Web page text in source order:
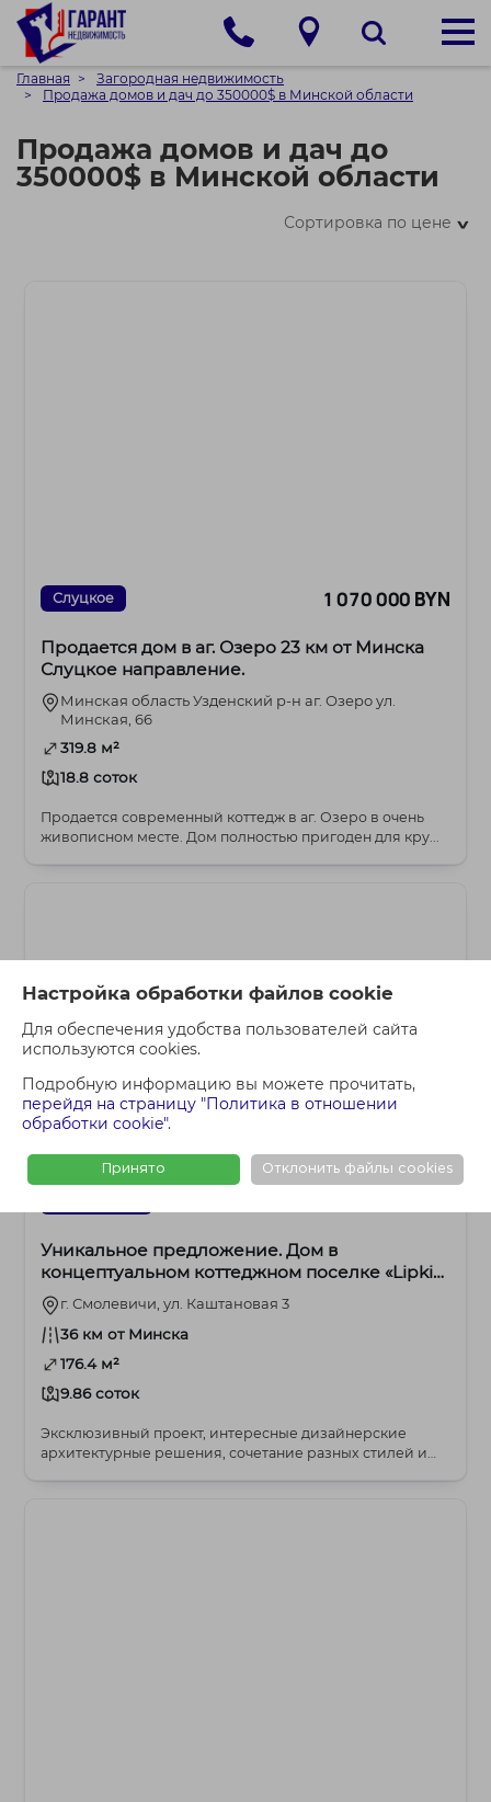
Настройка обработки файлов cookie
Для обеспечения удобства пользователей сайта
используются cookies.
Подробную информацию вы можете прочитать,
перейдя на страницу "Политика в отношении
обработки cookie".
Принято Отклонить файлы cookies
Главная
Загородная недвижимость
Продажа домов и дач до 350000$ в Минской области
Продажа домов и дач до
350000$ в Минской области
Сортировка по цене>
Слуцкое 1 070 000 BYN
Продается дом в аг. Озеро 23 км от Минска
Слуцкое направление.
Минская область Узденский р-н аг. Озеро ул.
Минская, 66
319.8 м²
18.8 соток
Продается современный коттедж в аг. Озеро в очень
живописном месте. Дом полностью пригоден для кру...
Уникальное предложение. Дом в
концептуальном коттеджном поселке «Lipki
Village» в г. Смолевичи
г. Смолевичи, ул. Каштановая 3
36 км от Минска
176.4 м²
9.86 соток
Эксклюзивный проект, интересные дизайнерские
архитектурные решения, сочетание разных стилей и